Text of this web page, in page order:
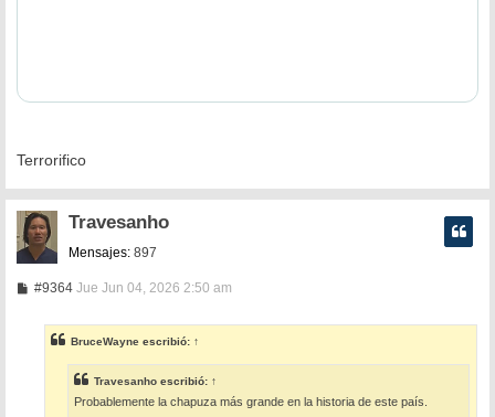
Terrorifico
Travesanho
Mensajes: 897
#9364M
a
j
e
Jue Jun 04, 2026 2:50 am
BruceWayne escribió: ↑
Travesanho escribió: ↑
Probablemente la chapuza más grande en la historia de este país.